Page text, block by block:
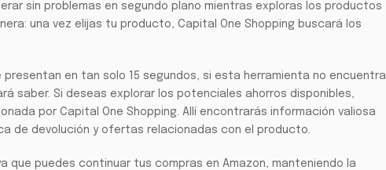
sin problemas en segundo plano mientras exploras los productos
una vez elijas tu producto, Capital One Shopping buscará los
en tan solo 15 segundos, si esta herramienta no encuentra
saber. Si deseas explorar los potenciales ahorros disponibles,
por Capital One Shopping. Allí encontrarás información valiosa
de devolución y ofertas relacionadas con el producto.
puedes continuar tus compras en Amazon, manteniendo la